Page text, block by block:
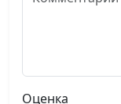
Оценка